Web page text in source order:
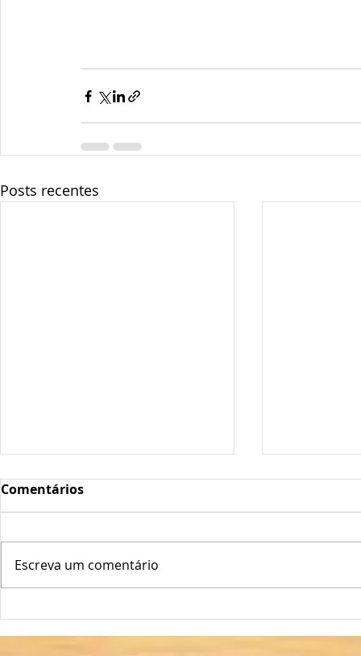
Posts recentes
Oscilações Térmicas
Podem "Abrir a Porta" ao
Plantas
Longe!
Comentários
Escreva um comentário